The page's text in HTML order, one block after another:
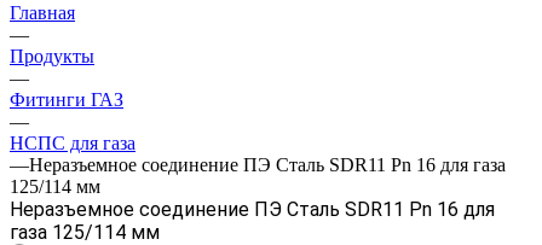
Главная
—
Продукты
—
Фитинги ГАЗ
—
НСПС для газа
—Неразъемное соединение ПЭ Сталь SDR11 Pn 16 для газа
125/114 мм
Неразъемное соединение ПЭ Сталь SDR11 Pn 16 для
газа 125/114 мм